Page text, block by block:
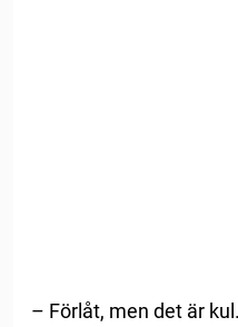
– Förlåt, men det är